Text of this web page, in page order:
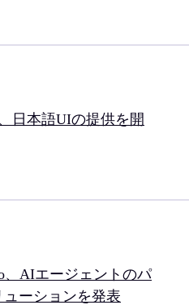
日本語UIの提供を開
、AIエージェントのパ
ーションを発表